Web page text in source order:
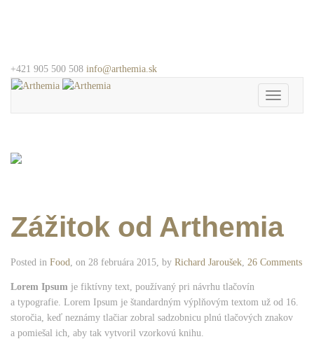
+421 905 500 508 info@arthemia.sk
Toggle
navigation
Zážitok od Arthemia
Posted in Food, on 28 februára 2015, by Richard Jaroušek, 26 Comments
Lorem Ipsum je fiktívny text, používaný pri návrhu tlačovín
a typografie. Lorem Ipsum je štandardným výplňovým textom už od 16.
storočia, keď neznámy tlačiar zobral sadzobnicu plnú tlačových znakov
a pomiešal ich, aby tak vytvoril vzorkovú knihu.